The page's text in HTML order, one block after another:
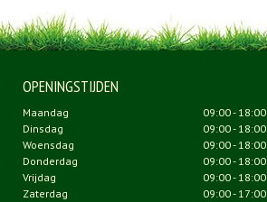
OPENINGSTIJDEN
Maandag
09:00 - 18:00
Dinsdag
09:00 - 18:00
Woensdag
09:00 - 18:00
Donderdag
09:00 - 18:00
Vrijdag
09:00 - 18:00
Zaterdag
09:00 - 17:00